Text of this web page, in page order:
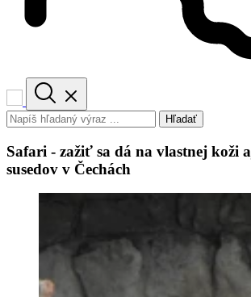
Hľadať
Safari - zažiť sa dá na vlastnej koži
susedov v Čechách